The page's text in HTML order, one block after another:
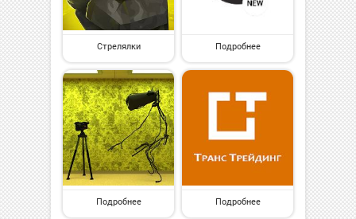
Стрелялки Подробнее
Подробнее Подробнее